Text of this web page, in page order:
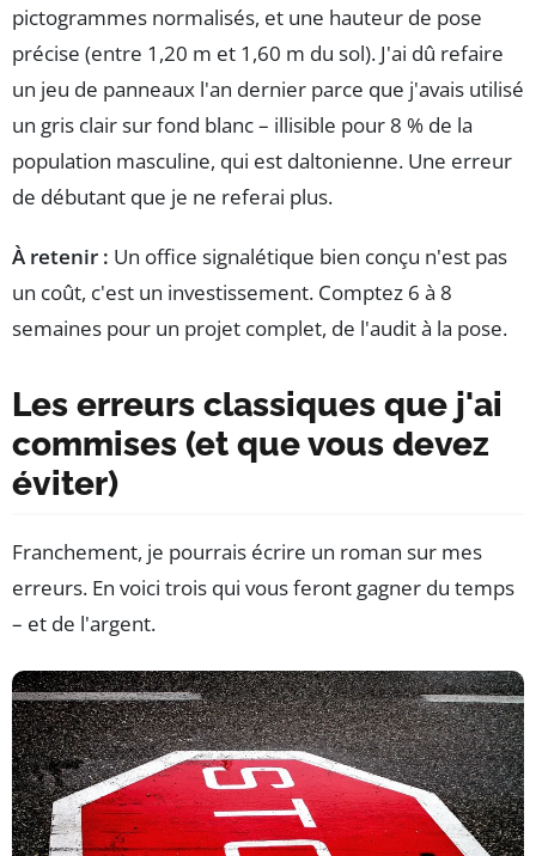
pictogrammes normalisés, et une hauteur de pose
précise (entre 1,20 m et 1,60 m du sol). J'ai dû refaire
un jeu de panneaux l'an dernier parce que j'avais utilisé
un gris clair sur fond blanc – illisible pour 8 % de la
population masculine, qui est daltonienne. Une erreur
de débutant que je ne referai plus.
À retenir : Un office signalétique bien conçu n'est pas
un coût, c'est un investissement. Comptez 6 à 8
semaines pour un projet complet, de l'audit à la pose.
Les erreurs classiques que j'ai
commises (et que vous devez
éviter)
Franchement, je pourrais écrire un roman sur mes
erreurs. En voici trois qui vous feront gagner du temps
– et de l'argent.